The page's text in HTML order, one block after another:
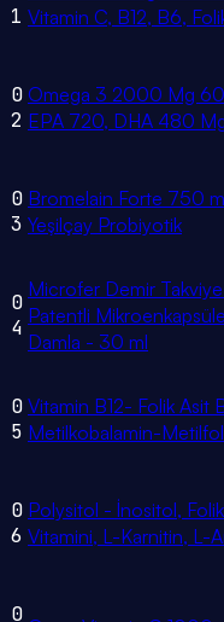
1 Vitamin C, B12, B6,
0
2
Omega 3 2000 Mg 60
EPA 720, DHA 480
0
3
Bromelain Forte 750
Yeşilçay Probiyotik
0
4
Microfer Demir
Patentli
Damla - 30 ml
0
5
Vitamin B12- Folik Asit
Metilkobalamin-
0
6
Polysitol - İnositol,
Vitamini, L-Karnitin, L-
0